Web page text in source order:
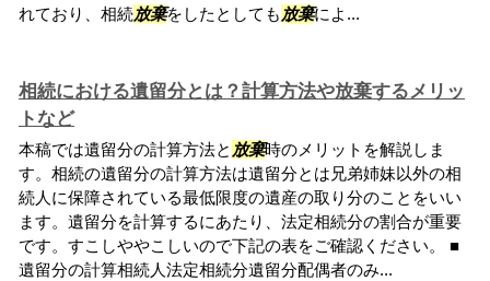
れており、相続放棄をしたとしても 放棄によ...
相続における遺留分とは？計算方法や放棄するメリッ
トなど
本稿では遺留分の計算方法と 放棄時のメリットを解説しま
す。相続の遺留分の計算方法は遺留分とは兄弟姉妹以外の相
続人に保障されている最低限度の遺産の取り分のことをいい
ます。遺留分を計算するにあたり、法定相続分の割合が重要
です。すこしややこしいので下記の表をご確認ください。 ■
遺留分の計算相続人法定相続分遺留分配偶者のみ...